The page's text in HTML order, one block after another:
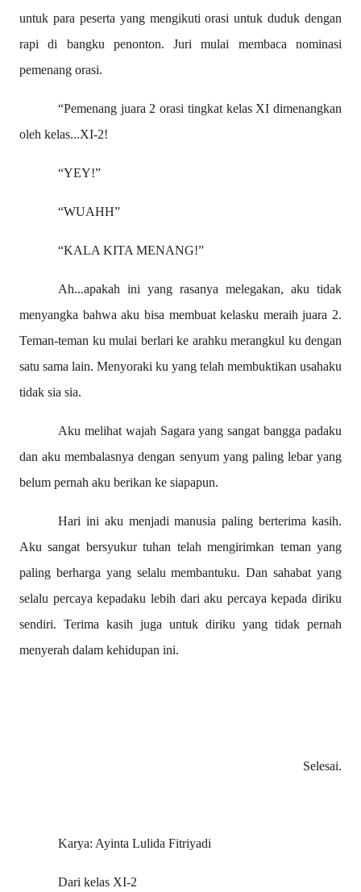
untuk para peserta yang mengikuti orasi untuk duduk dengan
rapi di bangku penonton. Juri mulai membaca nominasi
pemenang orasi.
“Pemenang juara 2 orasi tingkat kelas XI dimenangkan
oleh kelas...XI-2!
“YEY!”
“WUAHH”
“KALA KITA MENANG!”
Ah...apakah ini yang rasanya melegakan, aku tidak
menyangka bahwa aku bisa membuat kelasku meraih juara 2.
Teman-teman ku mulai berlari ke arahku merangkul ku dengan
satu sama lain. Menyoraki ku yang telah membuktikan usahaku
tidak sia sia.
Aku melihat wajah Sagara yang sangat bangga padaku
dan aku membalasnya dengan senyum yang paling lebar yang
belum pernah aku berikan ke siapapun.
Hari ini aku menjadi manusia paling berterima kasih.
Aku sangat bersyukur tuhan telah mengirimkan teman yang
paling berharga yang selalu membantuku. Dan sahabat yang
selalu percaya kepadaku lebih dari aku percaya kepada diriku
sendiri. Terima kasih juga untuk diriku yang tidak pernah
menyerah dalam kehidupan ini.
Selesai.
Karya: Ayinta Lulida Fitriyadi
Dari kelas XI-2